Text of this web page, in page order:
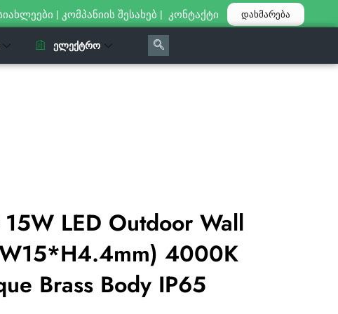
| კომპანიის შესახებ | კონტაქტი დახმარება
ᲔᲚᲔᲥᲢᲠᲝ
LED Outdoor Wall
4000K
Brass Body IP65